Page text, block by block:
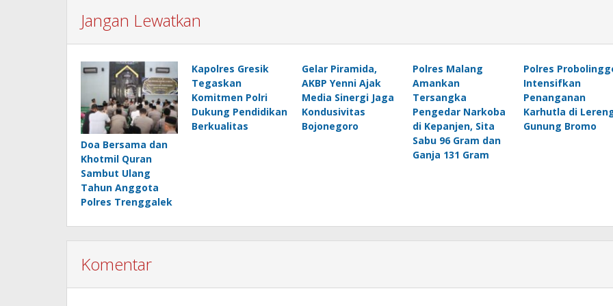
Jangan Lewatkan
Doa Bersama dan
Khotmil Quran
Sambut Ulang
Tahun Anggota
Polres Trenggalek
Kapolres Gresik
Tegaskan
Komitmen Polri
Dukung Pendidikan
Berkualitas
Gelar Piramida,
AKBP Yenni Ajak
Media Sinergi Jaga
Kondusivitas
Bojonegoro
Polres Malang
Amankan
Tersangka
Pengedar Narkoba
di Kepanjen, Sita
Sabu 96 Gram dan
Ganja 131 Gram
Polres
Intensifkan
Penanganan
Karhutla di
Gunung Bromo
Komentar